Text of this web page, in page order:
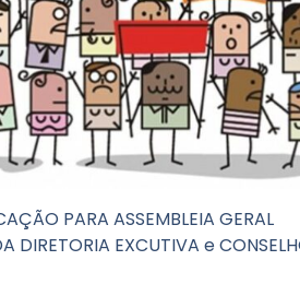
PARA ASSEMBLEIA GERAL
DIRETORIA EXCUTIVA e